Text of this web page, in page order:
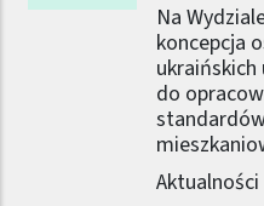
Na
koncepcja
ukraińskich
do
Aktualności